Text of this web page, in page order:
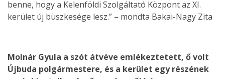
benne, hogy a Kelenföldi Szolgáltató Központ az XI.
kerület új büszkesége lesz.” – mondta Bakai-Nagy Zita
Molnár Gyula a szót átvéve emlékeztetett, ő volt
Újbuda polgármestere, és a kerület egy részének